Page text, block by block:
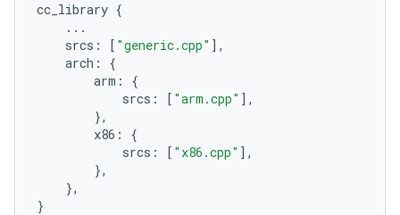
cc_library {
...
srcs : [ "generic.cpp" ],
arch :
{
arm :
{
srcs : [ "arm.cpp" ],
},
x86 :
{
srcs : [ "x86.cpp" ],
},
},
}